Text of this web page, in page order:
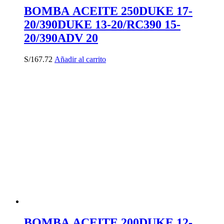
BOMBA ACEITE 250DUKE 17-
20/390DUKE 13-20/RC390 15-
20/390ADV 20
S/167.72 Añadir al carrito